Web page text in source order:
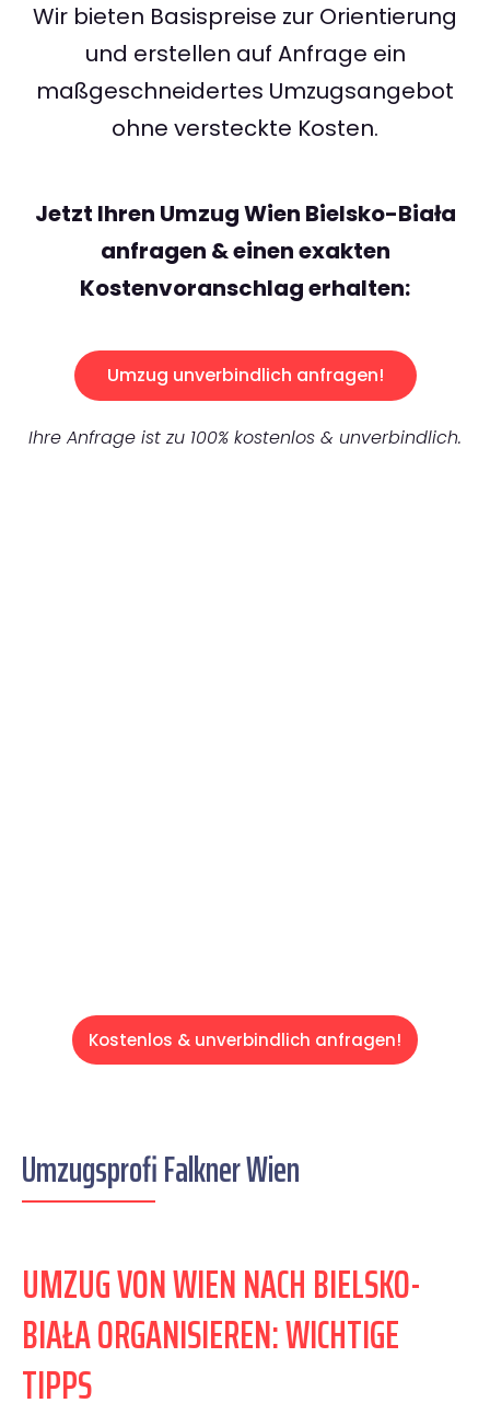
Wir bieten Basispreise zur Orientierung
und erstellen auf Anfrage ein
maßgeschneidertes Umzugsangebot
ohne versteckte Kosten.
Jetzt Ihren Umzug Wien Bielsko-Biała
anfragen & einen exakten
Kostenvoranschlag erhalten:
Umzug unverbindlich anfragen!
Ihre Anfrage ist zu 100% kostenlos & unverbindlich.
Kostenlos & unverbindlich anfragen!
Umzugsprofi Falkner Wien
UMZUG VON WIEN NACH BIELSKO-
BIAŁA ORGANISIEREN: WICHTIGE
TIPPS